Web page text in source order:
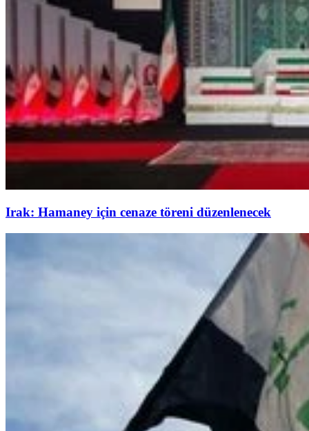
Irak: Hamaney için cenaze töreni düzenlenecek